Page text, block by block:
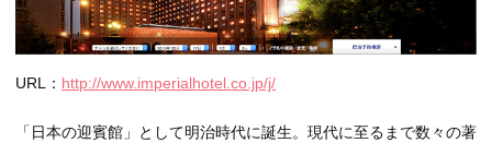
URL： http://www.imperialhotel.co.jp/j/
「日本の迎賓館」として明治時代に誕生。現代に至るまで数々の著